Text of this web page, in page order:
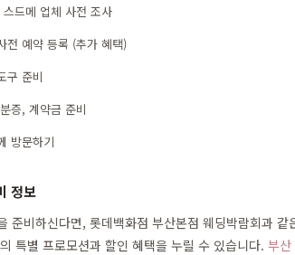
드메 업체 사전 조사
전 예약 등록 (추가 혜택)
구 준비
증, 계약금 준비
방문하기
정보
준비하신다면, 롯데백화점 부산본점 웨딩박람회과
특별 프로모션과 할인 혜택을 누릴 수 있습니다. 부산